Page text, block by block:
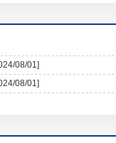
08/01]
08/01]